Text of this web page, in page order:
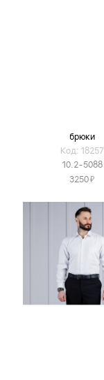
брюки
Код: 18257
10.2-5088
3250Я